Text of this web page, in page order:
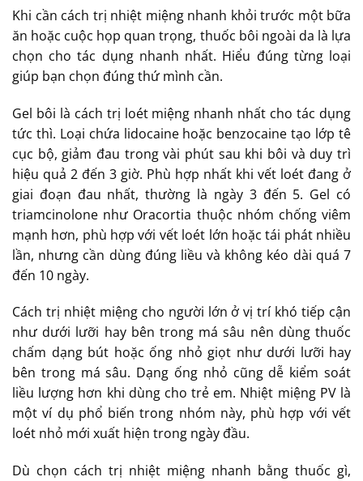
Khi cần cách trị nhiệt miệng nhanh khỏi trước một bữa
ăn hoặc cuộc họp quan trọng, thuốc bôi ngoài da là lựa
chọn cho tác dụng nhanh nhất. Hiểu đúng từng loại
giúp bạn chọn đúng thứ mình cần.
Gel bôi là cách trị loét miệng nhanh nhất cho tác dụng
tức thì. Loại chứa lidocaine hoặc benzocaine tạo lớp tê
cục bộ, giảm đau trong vài phút sau khi bôi và duy trì
hiệu quả 2 đến 3 giờ. Phù hợp nhất khi vết loét đang ở
giai đoạn đau nhất, thường là ngày 3 đến 5. Gel có
triamcinolone như Oracortia thuộc nhóm chống viêm
mạnh hơn, phù hợp với vết loét lớn hoặc tái phát nhiều
lần, nhưng cần dùng đúng liều và không kéo dài quá 7
đến 10 ngày.
Cách trị nhiệt miệng cho người lớn ở vị trí khó tiếp cận
như dưới lưỡi hay bên trong má sâu nên dùng thuốc
chấm dạng bút hoặc ống nhỏ giọt như dưới lưỡi hay
bên trong má sâu. Dạng ống nhỏ cũng dễ kiểm soát
liều lượng hơn khi dùng cho trẻ em. Nhiệt miệng PV là
một ví dụ phổ biến trong nhóm này, phù hợp với vết
loét nhỏ mới xuất hiện trong ngày đầu.
Dù chọn cách trị nhiệt miệng nhanh bằng thuốc gì,